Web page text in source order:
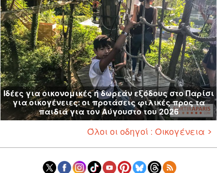
Ιδέες για οικονομικές ή δωρεάν εξόδους στο Παρίσι
για οικογένειες: οι προτάσεις φιλικές προς τα
παιδιά για τον Αύγουστο του 2026
Όλοι οι οδηγοί : Οικογένεια >